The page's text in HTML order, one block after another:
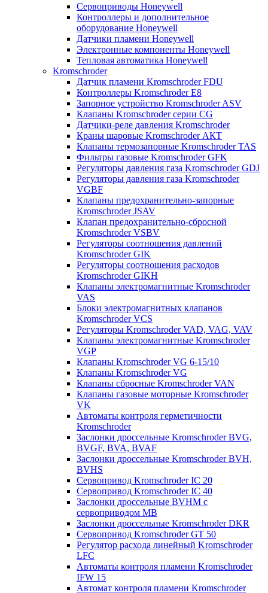
Сервоприводы Honeywell
Контроллеры и дополнительное
оборудование Honeywell
Датчики пламени Honeywell
Электронные компоненты Honeywell
Тепловая автоматика Honeywell
Kromschroder
Датчик пламени Kromschroder FDU
Контроллеры Kromschroder E8
Запорное устройство Kromschroder ASV
Клапаны Kromschroder серии CG
Датчики-реле давления Kromschroder
Краны шаровые Kromschroder АКТ
Клапаны термозапорные Kromschroder TAS
Фильтры газовые Kromschroder GFK
Регуляторы давления газа Kromschroder GDJ
Регуляторы давления газа Kromschroder
VGBF
Клапаны предохранительно-запорные
Kromschroder JSAV
Клапан предохранительно-сбросной
Kromschroder VSBV
Регуляторы соотношения давлений
Kromschroder GIK
Регуляторы соотношения расходов
Kromschroder GIKH
Клапаны электромагнитные Kromschroder
VAS
Блоки электромагнитных клапанов
Kromschroder VCS
Регуляторы Kromschroder VAD, VAG, VAV
Клапаны электромагнитные Kromschroder
VGP
Клапаны Kromschroder VG 6-15/10
Клапаны Kromschroder VG
Клапаны сбросные Kromschroder VAN
Клапаны газовые моторные Kromschroder
VK
Автоматы контроля герметичности
Kromschroder
Заслонки дроссельные Kromschroder BVG,
BVGF, BVA, BVAF
Заслонки дроссельные Kromschroder BVH,
BVHS
Сервопривод Kromschroder IC 20
Сервопривод Kromschroder IC 40
Заслонки дроссельные BVHM с
сервоприводом МВ
Заслонки дроссельные Kromschroder DKR
Cервопривод Kromschroder GT 50
Регулятор расхода линейный Kromschroder
LFC
Автоматы контроля пламени Kromschroder
IFW 15
Автомат контроля пламени Kromschroder